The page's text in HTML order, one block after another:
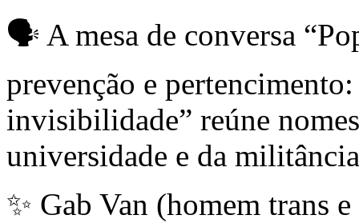
🗣️ A mesa de conversa
prevenção e
invisibilidade” reúne
universidade e da
✨ Gab Van (homem trans